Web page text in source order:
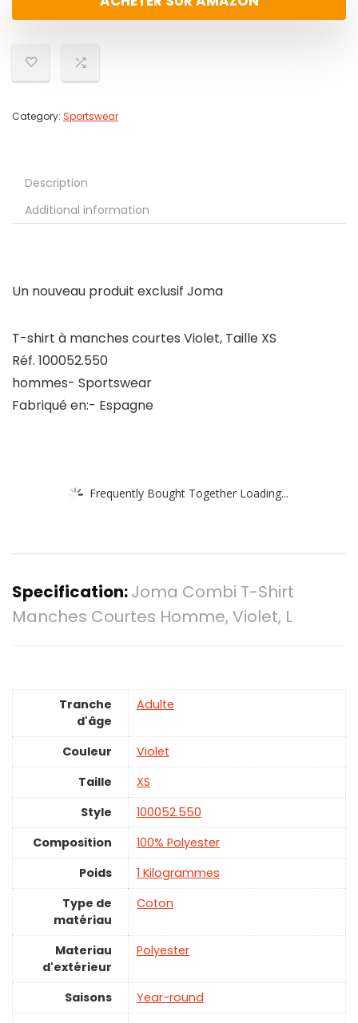
Category: Sportswear
Description
Additional information
Un nouveau produit exclusif Joma
T-shirt à manches courtes Violet, Taille XS
Réf. 100052.550
hommes- Sportswear
Fabriqué en:- Espagne
Frequently Bought Together Loading...
Specification:Joma Combi T-Shirt
Manches Courtes Homme, Violet, L
Tranche
d'âge
‎Adulte
Couleur
Violet
Taille
‎XS
Style
‎100052.550
Composition
‎100% Polyester
Poids
‎1 Kilogrammes
Type de
matériau
‎Coton
Materiau
d'extérieur
‎Polyester
Saisons
‎Year-round